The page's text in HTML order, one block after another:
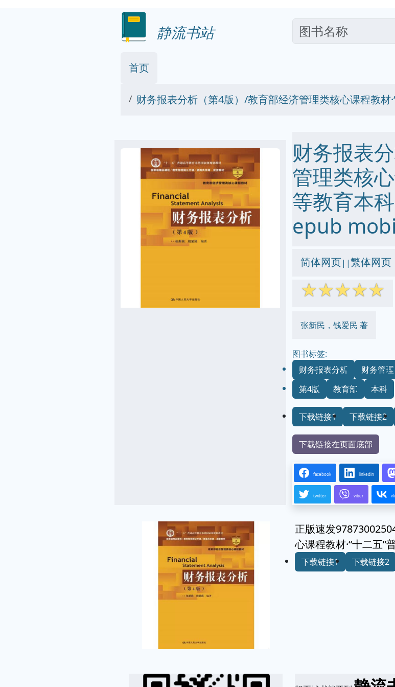
静流书站
首页
财务报表分析（第4版）/教育部经济管理类核心课程教材
财务报表
管理类核
等教育本
epub
简体网页||繁体网页
☆☆☆☆☆
张新民，钱爱民 著
图书标签:
财务报表分析
财务管理
第4版
教育部 本科
下载链接1 下载链接2
下载链接在页面底部
facebook linkedin
twitter viber
正版速发
心课程教材·“十二五
下载链接1 下载链接2